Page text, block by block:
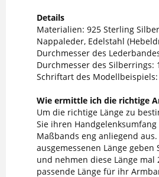
Details
Materialien: 925 Sterling
Nappaleder, Edelstahl
Durchmesser des
Durchmesser des Silberrings:
Schriftart des
Wie ermittle ich die richtige
Um die richtige Länge zu
Sie ihren
Maßbands eng anliegend
ausgemessenen Länge geben
und nehmen diese Länge mal
passende Länge für ihr